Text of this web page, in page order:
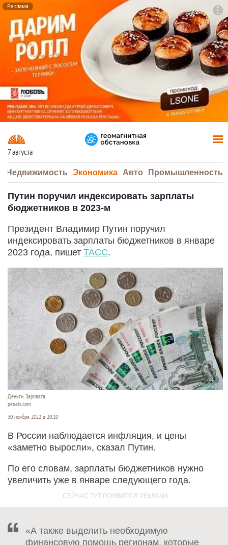
Реклама
7 августа
Недвижимость Экономика Авто Промышленность
Путин поручил индексировать зарплаты
бюджетников в 2023-м
Президент Владимир Путин поручил
индексировать зарплаты бюджетников в январе
2023 года, пишет ТАСС.
Деньги. Зарплата.
pexels.com
30 ноября 2022 в 20:10
В России наблюдается инфляция, и цены
«заметно выросли», сказал Путин.
По его словам, зарплаты бюджетников нужно
увеличить уже в январе следующего года.
«А также выделить необходимую
финансовую помощь регионам, которые